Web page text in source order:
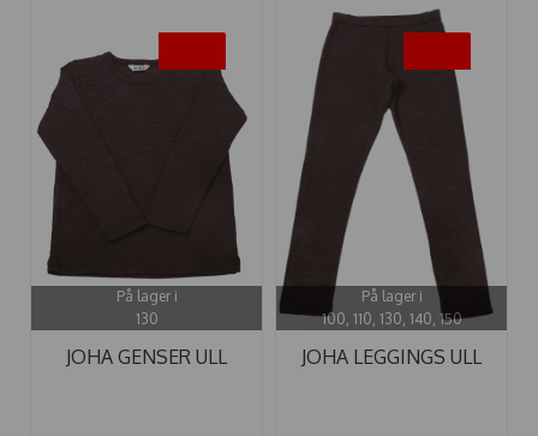
På lager i
130
JOHA GENSER ULL
På lager i
100, 110, 130, 140, 150
JOHA LEGGINGS ULL